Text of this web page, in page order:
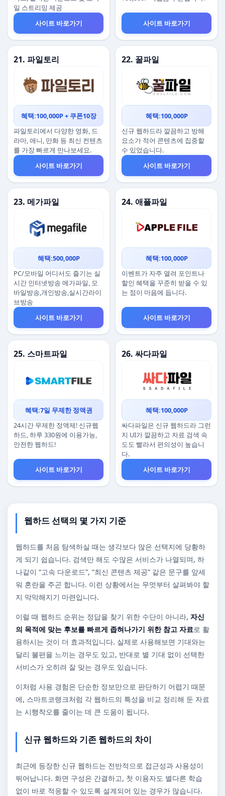
일 스트리밍 제공
사이트 바로가기
사이트 바로가기
21. 파일토리
혜택:100,000P + 쿠폰10장
파일토리에서 다양한 영화, 드
라마, 애니, 만화 등 최신 컨텐츠
를 가장 빠르게 만나보세요.
사이트 바로가기
22. 꿀파일
혜택:100,000P
신규 웹하드라 깔끔하고 방해
요소가 적어 콘텐츠에 집중할
수 있었습니다.
사이트 바로가기
23. 메가파일
혜택:500,000P
PC/모바일 어디서도 즐기는 실
시간 인터넷방송 메가파일, 모
바일방송,개인방송,실시간라이
브방송
사이트 바로가기
24. 애플파일
혜택:100,000P
이벤트가 자주 열려 포인트나
할인 혜택을 꾸준히 받을 수 있
는 점이 마음에 듭니다.
사이트 바로가기
25. 스마트파일
혜택:7일 무제한 정액권
24시간 무제한 정액제! 신규웹
하드, 하루 330원에 이용가능,
안전한 웹하드!
사이트 바로가기
26. 싸다파일
혜택:100,000P
싸다파일은 신규 웹하드라 그런
지 UI가 깔끔하고 자료 검색 속
도도 빨라서 편의성이 높습니
다.
사이트 바로가기
웹하드 선택의 몇 가지 기준
웹하드를 처음 탐색하실 때는 생각보다 많은 선택지에 당황하
게 되기 쉽습니다. 검색만 해도 수많은 서비스가 나열되며, 하
나같이 “고속 다운로드”, “최신 콘텐츠 제공” 같은 문구를 앞세
워 혼란을 주곤 합니다. 이런 상황에서는 무엇부터 살펴봐야 할
지 막막해지기 마련입니다.
이럴 때 웹하드 순위는 정답을 찾기 위한 수단이 아니라, 자신
의 목적에 맞는 후보를 빠르게 좁혀나가기 위한 참고 자료로 활
용하시는 것이 더 효과적입니다. 실제로 사용해보면 기대와는
달리 불편을 느끼는 경우도 있고, 반대로 별 기대 없이 선택한
서비스가 오히려 잘 맞는 경우도 있습니다.
이처럼 사용 경험은 단순한 정보만으로 판단하기 어렵기 때문
에, 스마트코랭크처럼 각 웹하드의 특성을 비교 정리해 둔 자료
는 시행착오를 줄이는 데 큰 도움이 됩니다.
신규 웹하드와 기존 웹하드의 차이
최근에 등장한 신규 웹하드는 전반적으로 접근성과 사용성이
뛰어납니다. 화면 구성은 간결하고, 첫 이용자도 별다른 학습
없이 바로 적응할 수 있도록 설계되어 있는 경우가 많습니다.